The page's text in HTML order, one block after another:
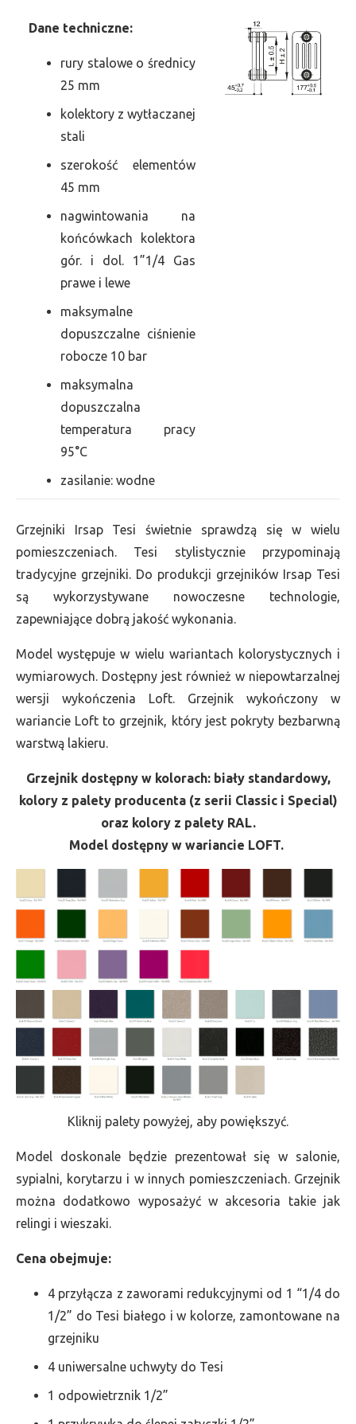
Dane techniczne:
rury stalowe o średnicy
25 mm
kolektory z wytłaczanej
stali
szerokość elementów
45 mm
nagwintowania na
końcówkach kolektora
gór. i dol. 1”1/4 Gas
prawe i lewe
maksymalne
dopuszczalne ciśnienie
robocze 10 bar
maksymalna
dopuszczalna
temperatura pracy
95°C
zasilanie: wodne
Grzejniki Irsap Tesi świetnie sprawdzą się w wielu
pomieszczeniach. Tesi stylistycznie przypominają
tradycyjne grzejniki. Do produkcji grzejników Irsap Tesi
są wykorzystywane nowoczesne technologie,
zapewniające dobrą jakość wykonania.
Model występuje w wielu wariantach kolorystycznych i
wymiarowych. Dostępny jest również w niepowtarzalnej
wersji wykończenia Loft. Grzejnik wykończony w
wariancie Loft to grzejnik, który jest pokryty bezbarwną
warstwą lakieru.
Grzejnik dostępny w kolorach: biały standardowy,
kolory z palety producenta (z serii Classic i Special)
oraz kolory z palety RAL.
Model dostępny w wariancie LOFT.
Kliknij palety powyżej, aby powiększyć.
Model doskonale będzie prezentował się w salonie,
sypialni, korytarzu i w innych pomieszczeniach. Grzejnik
można dodatkowo wyposażyć w akcesoria takie jak
relingi i wieszaki.
Cena obejmuje:
4 przyłącza z zaworami redukcyjnymi od 1 “1/4 do
1/2” do Tesi białego i w kolorze, zamontowane na
grzejniku
4 uniwersalne uchwyty do Tesi
1 odpowietrznik 1/2”